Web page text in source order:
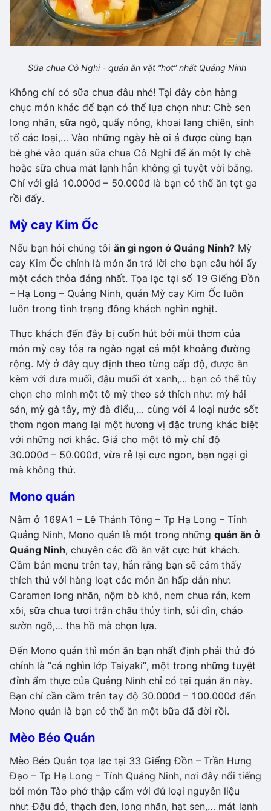
Sữa chua Cô Nghi - quán ăn vặt “hot” nhất Quảng Ninh
Không chỉ có sữa chua đâu nhé! Tại đây còn hàng
chục món khác để bạn có thể lựa chọn như: Chè sen
long nhãn, sữa ngô, quẩy nóng, khoai lang chiên, sinh
tố các loại,… Vào những ngày hè oi ả được cùng bạn
bè ghé vào quán sữa chua Cô Nghi để ăn một ly chè
hoặc sữa chua mát lạnh hẳn không gì tuyệt vời bằng.
Chỉ với giá 10.000đ – 50.000đ là bạn có thể ăn tẹt ga
rồi đấy.
Mỳ cay Kim Ốc
Nếu bạn hỏi chúng tôi ăn gì ngon ở Quảng Ninh? Mỳ
cay Kim Ốc chính là món ăn trả lời cho bạn câu hỏi ấy
một cách thỏa đáng nhất. Tọa lạc tại số 19 Giếng Đồn
– Hạ Long – Quảng Ninh, quán Mỳ cay Kim Ốc luôn
luôn trong tình trạng đông khách nghìn nghịt.
Thực khách đến đây bị cuốn hút bởi mùi thơm của
món mỳ cay tỏa ra ngào ngạt cả một khoảng đường
rộng. Mỳ ở đây quy định theo từng cấp độ, được ăn
kèm với dưa muối, đậu muối ớt xanh,... bạn có thể tùy
chọn cho mình một tô mỳ theo sở thích như: mỳ hải
sản, mỳ gà tây, mỳ đà điểu,… cùng với 4 loại nước sốt
thơm ngon mang lại một hương vị đặc trưng khác biệt
với những nơi khác. Giá cho một tô mỳ chỉ độ
30.000đ – 50.000đ, vừa rẻ lại cực ngon, bạn ngại gì
mà không thử.
Mono quán
Nằm ở 169A1 – Lê Thánh Tông – Tp Hạ Long – Tỉnh
Quảng Ninh, Mono quán là một trong những quán ăn ở
Quảng Ninh, chuyên các đồ ăn vặt cực hút khách.
Cầm bản menu trên tay, hẳn rằng bạn sẽ cảm thấy
thích thú với hàng loạt các món ăn hấp dẫn như:
Caramen long nhãn, nộm bò khô, nem chua rán, kem
xôi, sữa chua tươi trân châu thủy tinh, sủi dìn, cháo
sườn ngô,… tha hồ mà chọn lựa.
Đến Mono quán thì món ăn bạn nhất định phải thử đó
chính là “cá nghìn lớp Taiyaki”, một trong những tuyệt
đỉnh ẩm thực của Quảng Ninh chỉ có tại quán ăn này.
Bạn chỉ cần cầm trên tay độ 30.000đ – 100.000đ đến
Mono quán là bạn có thể ăn một bữa đã đời rồi.
Mèo Béo Quán
Mèo Béo Quán tọa lạc tại 33 Giếng Đồn – Trần Hưng
Đạo – Tp Hạ Long – Tỉnh Quảng Ninh, nơi đây nổi tiếng
bởi món Tào phớ thập cẩm với đủ loại nguyên liệu
như: Đậu đỏ, thạch đen, long nhãn, hạt sen,… mát lạnh